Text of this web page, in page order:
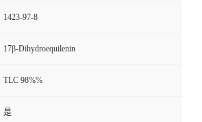
1423-97-8
17β-Dihydroequilenin
TLC 98%%
是